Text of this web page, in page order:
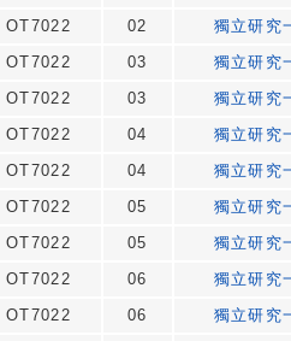
OT7022 02
獨立研究
OT7022 03
獨立研究
OT7022 03
獨立研究
OT7022 04
獨立研究
OT7022 04
獨立研究
OT7022 05
獨立研究
OT7022 05
獨立研究
OT7022 06
獨立研究
OT7022 06
獨立研究